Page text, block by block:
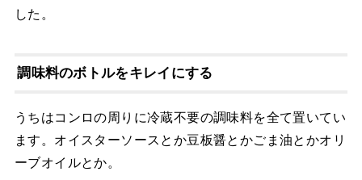
した。
調味料のボトルをキレイにする
うちはコンロの周りに冷蔵不要の調味料を全て置いてい
ます。オイスターソースとか豆板醤とかごま油とかオリ
ーブオイルとか。